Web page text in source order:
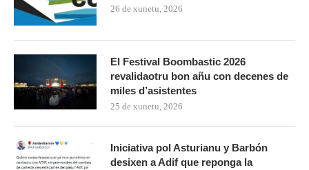
26 de xunetu, 2026
El Festival Boombastic 2026
revalidaotru bon añu con decenes de
miles d’asistentes
25 de xunetu, 2026
Iniciativa pol Asturianu y Barbón
desixen a Adif que reponga la